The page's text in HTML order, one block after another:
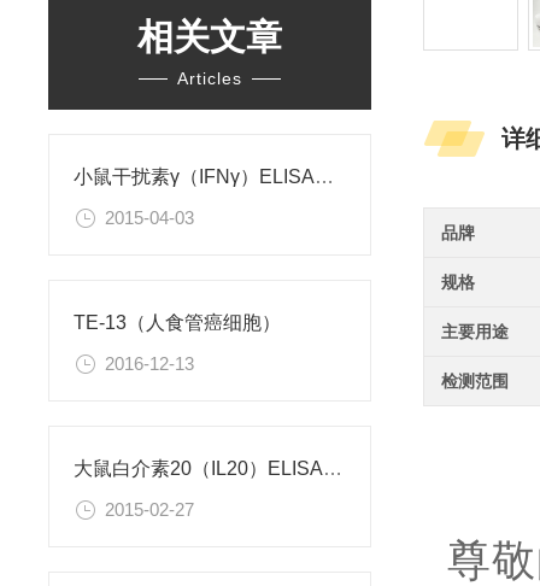
相关文章
Articles
小鼠干扰素γ（IFNγ）ELISA试剂盒
2015-04-03
TE-13（人食管癌细胞）
2016-12-13
大鼠白介素20（IL20）ELISA试剂盒
2015-02-27
详
品牌
规格
主要用途
检测范围
尊